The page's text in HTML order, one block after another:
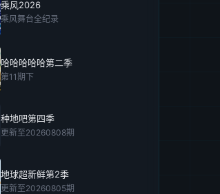
乘风2026
乘风舞台全纪录
哈哈哈哈哈第二季
第11期下
种地吧第四季
更新至20260808期
地球超新鲜第2季
更新至20260805期